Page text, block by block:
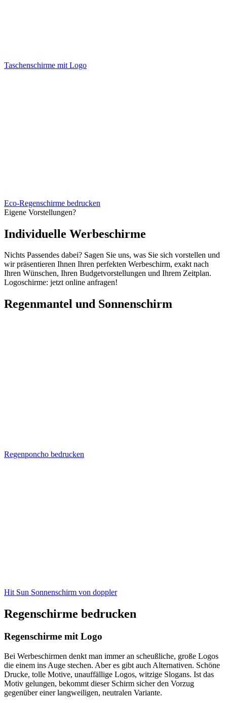
Taschenschirme mit Logo
Eco-Regenschirme bedrucken
Eigene Vorstellungen?
Individuelle Werbeschirme
Nichts Passendes dabei? Sagen Sie uns, was Sie sich vorstellen und
wir präsentieren Ihnen Ihren perfekten Werbeschirm, exakt nach
Ihren Wünschen, Ihren Budgetvorstellungen und Ihrem Zeitplan.
Logoschirme: jetzt online anfragen!
Regenmantel und Sonnenschirm
Regenponcho bedrucken
Hit Sun Sonnenschirm von doppler
Regenschirme bedrucken
Regenschirme mit Logo
Bei Werbeschirmen denkt man immer an scheußliche, große Logos
die einem ins Auge stechen. Aber es gibt auch Alternativen. Schöne
Drucke, tolle Motive, unauffällige Logos, witzige Slogans. Ist das
Motiv gelungen, bekommt dieser Schirm sicher den Vorzug
gegenüber einer langweiligen, neutralen Variante.